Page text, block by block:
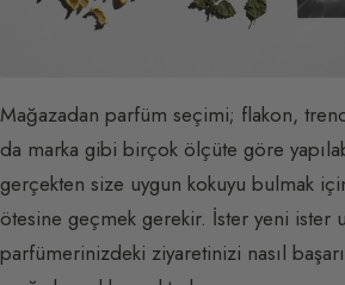
Mağazadan parfüm seçimi; flakon,
da marka gibi birçok ölçüte göre
gerçekten size uygun kokuyu bulmak
ötesine geçmek gerekir. İster yeni ister
parfümerinizdeki ziyaretinizi nasıl